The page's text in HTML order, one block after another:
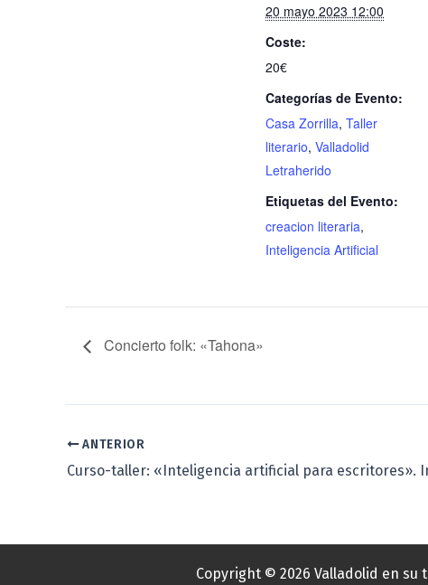
20 mayo 2023 12:00
Coste:
20€
Categorías de Evento:
Casa Zorrilla, Taller
literario, Valladolid
Letraherido
Etiquetas del Evento:
creacion literaria,
Inteligencia Artificial
Concierto folk: «Tahona»
ANTERIOR
Copyright © 2026 Valladolid en su